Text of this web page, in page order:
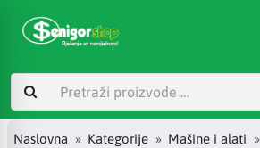
Naslovna Kategorije Mašine i alati